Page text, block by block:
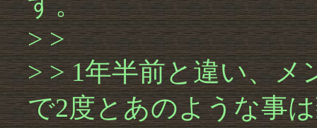
> >
> > 1年半前と違い、
で2度とあのような事